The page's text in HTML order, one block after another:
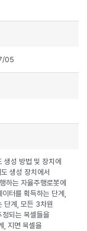
05
생성 방법 및 장치에
생성 장치에서
하는 자율주행로봇에
터를 획득하는 단계,
단계, 모든 3차원
되는 복셀들을
, 지면 복셀을